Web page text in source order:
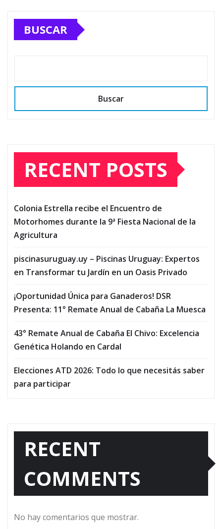
BUSCAR
Buscar
RECENT POSTS
Colonia Estrella recibe el Encuentro de
Motorhomes durante la 9ª Fiesta Nacional de la
Agricultura
piscinasuruguay.uy – Piscinas Uruguay: Expertos
en Transformar tu Jardín en un Oasis Privado
¡Oportunidad Única para Ganaderos! DSR
Presenta: 11° Remate Anual de Cabaña La Muesca
43° Remate Anual de Cabaña El Chivo: Excelencia
Genética Holando en Cardal
Elecciones ATD 2026: Todo lo que necesitás saber
para participar
RECENT
COMMENTS
No hay comentarios que mostrar.